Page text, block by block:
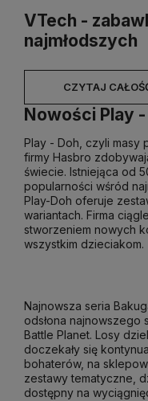
VTech -
najmłodszych
CZYTAJ
Nowości Play -
Play - Doh, czyli masy
firmy Hasbro
świecie. Istniejąca od
popularności wśród
Play-Doh oferuje
wariantach. Firma
stworzeniem nowych
wszystkim dzieciakom.
Najnowsza seria
odsłona najnowszego
Battle Planet. Losy
doczekały się
bohaterów, na
zestawy tematyczne,
dostępny na